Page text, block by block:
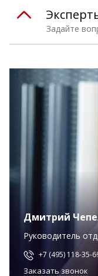
Задайте
Дмитрий
Руководитель
+7 (495) 118-35-
Заказать звонок